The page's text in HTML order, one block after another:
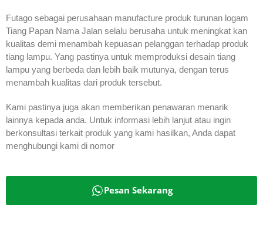
Futago sebagai perusahaan manufacture produk turunan logam
Tiang Papan Nama Jalan selalu berusaha untuk meningkat kan
kualitas demi menambah kepuasan pelanggan terhadap produk
tiang lampu. Yang pastinya untuk memproduksi desain tiang
lampu yang berbeda dan lebih baik mutunya, dengan terus
menambah kualitas dari produk tersebut.
Kami pastinya juga akan memberikan penawaran menarik
lainnya kepada anda. Untuk informasi lebih lanjut atau ingin
berkonsultasi terkait produk yang kami hasilkan, Anda dapat
menghubungi kami di nomor
Pesan Sekarang